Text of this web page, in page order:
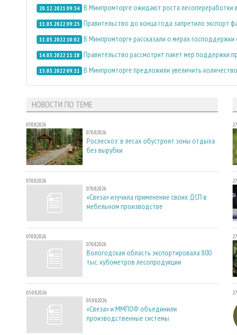
20.12.2021 09:34 В Минпромторге ожидают роста лесопереработки
11.03.2022 09:25 Правительство до конца года запретило экспорт
11.03.2022 10:02 В Минпромторге рассказали о мерах
14.03.2022 11:18 Правительство рассмотрит пакет мер поддержки
15.03.2022 09:11 В Минпромторге предложили увеличить
НОВОСТИ ПО ТЕМЕ
07.08.2026
07.08.2026
Рослесхоз: в лесах обустроят зоны отдыха
без вырубки
07.08.2026
07.08.2026
«Свеза» изучила применение своих ДСП в
мебельном производстве
07.08.2026
07.08.2026
Вологодская область экспортировала 800
тыс. кубометров лесопродукции
05.08.2026
05.08.2026
«Свеза» и ММПОФ объединили
производственные системы